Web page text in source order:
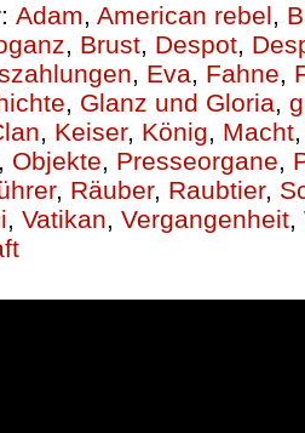
Adam, American rebel,
, Brust, Despot,
, Eva, Fahne,
, Glanz und Gloria,
, Keiser, König, Macht
, Objekte, Presseorgane,
, Räuber, Raubtier,
, Vatikan, Vergangenheit,